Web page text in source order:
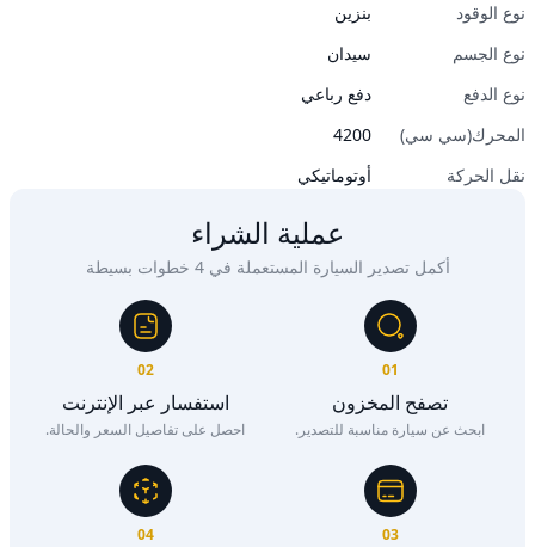
نوع الوقود
بنزين
نوع الجسم
سيدان
نوع الدفع
دفع رباعي
المحرك(سي سي)
4200
نقل الحركة
أوتوماتيكي
عملية الشراء
أكمل تصدير السيارة المستعملة في 4 خطوات بسيطة
01
تصفح المخزون
ابحث عن سيارة مناسبة للتصدير.
02
استفسار عبر الإنترنت
احصل على تفاصيل السعر والحالة.
03
04